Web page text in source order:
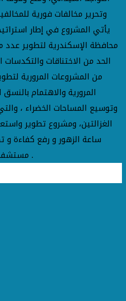
وتحرير مخالفات فورية
يأتي المشروع في إطار
محافظة الإسكندرية لتطوير
الحد من الاختناقات
من المشروعات المرورية
المرورية والاهتمام
وتوسيع المساحات الخضراء ،
الغزالتين، ومشروع تطوير
ساعة الزهور و رفع كفاءة و
مستشفي جمال عبد الناصر و المناره .